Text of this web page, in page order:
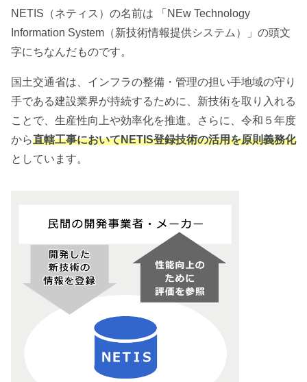
NETIS（ネティス）の名前は 「NEw Technology
Information System（新技術情報提供システム）」の頭文
字にちなんだものです。
国土交通省は、インフラの整備・管理の担い手地域の守り
手である建設業界が持続するために、新技術を取り入れる
ことで、生産性向上や効率化を推進。さらに、令和５年度
から直轄工事においてNETIS登録技術の活用を原則義務化
としています。